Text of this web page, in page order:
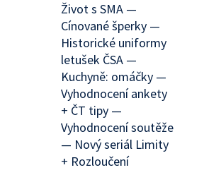
Život s SMA —
Cínované šperky —
Historické uniformy
letušek ČSA —
Kuchyně: omáčky —
Vyhodnocení ankety
+ ČT tipy —
Vyhodnocení soutěže
— Nový seriál Limity
+ Rozloučení